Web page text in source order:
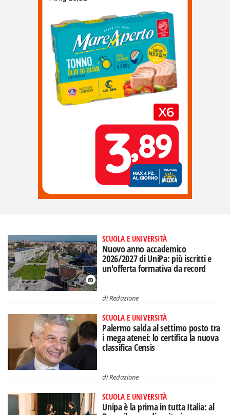
SCUOLA E UNIVERSITÀ
Nuovo anno accademico
2026/2027 di UniPa: più iscritti e
un'offerta formativa da record
diRedazione
SCUOLA E UNIVERSITÀ
Palermo salda al settimo posto tra
i mega atenei: lo certifica la nuova
classifica Censis
diRedazione
SCUOLA E UNIVERSITÀ
Unipa è la prima in tutta Italia: al